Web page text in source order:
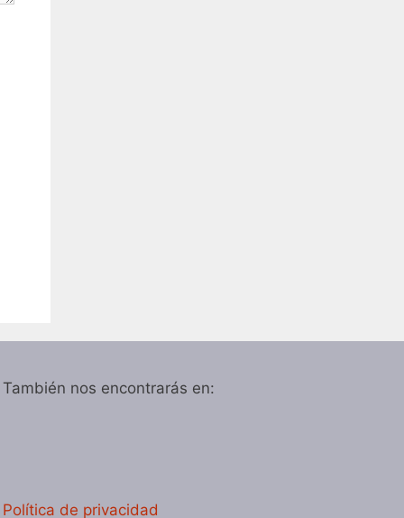
También nos encontrarás en:
Política de privacidad